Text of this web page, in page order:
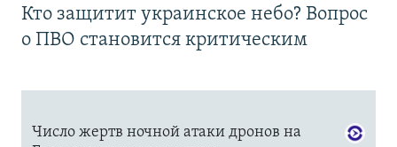
Кто защитит украинское небо? Вопрос
о ПВО становится критическим